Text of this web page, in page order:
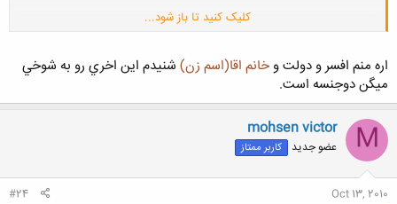
کلیک کنید تا باز شود...
من هم یک نفر خانم میشناسم که اسمش تاتان است ویک مرد میشناسم
اسمش سرهنگ است
کلیک کنید تا باز شود...
کلیک کنید تا باز شود...
اره منم افسر و دولت وخانم اقا(اسم زن) شنيدم اين اخري رو به شوخي
ميگن دوجنسه است.
M
mohsen victor
عضو جدید کاربر ممتاز
Oct 13, 2010
#24